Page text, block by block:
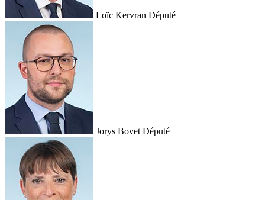
Loïc Kervran Député
Jorys Bovet Député